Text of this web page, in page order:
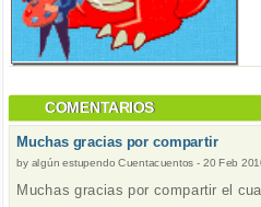
COMENTARIOS
Muchas gracias por compartir
by algún estupendo Cuentacuentos - 20 Feb
Muchas gracias por compartir el